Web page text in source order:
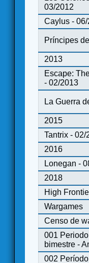
03/2012
Caylus -
Príncipes
2013
Escape:
- 02/2013
La Guerra
2015
Tantrix - 02/
2016
Lonegan -
2018
High
Wargames
Censo de
001
bimestre -
002